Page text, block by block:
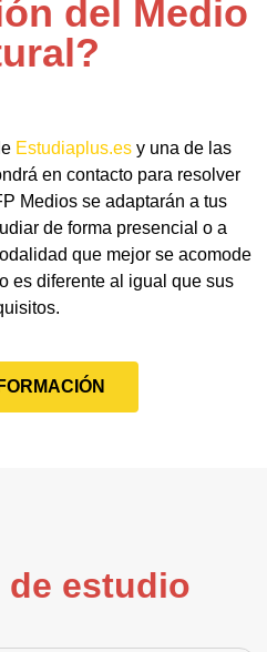
del Medio
Estudiaplus.esy una de las
en contacto para resolver
Medios se adaptarán a tus
de forma presencial o a
que mejor se acomode
es diferente al igual que sus
de estudio